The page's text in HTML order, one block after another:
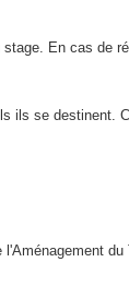
En cas de
se destinent.
du